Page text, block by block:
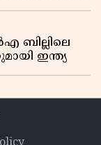
ബില്ലിലെ
ഇന്ത്യ